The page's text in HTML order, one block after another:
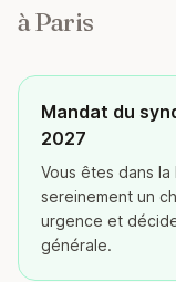
à Paris
Mandat du
2027
Vous êtes dans
sereinement un
urgence et
générale.